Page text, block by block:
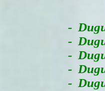
-
-
-
-
-